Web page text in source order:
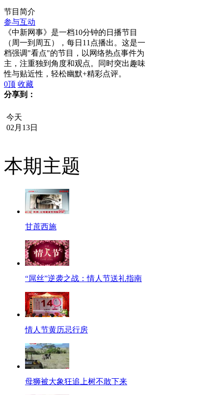
节目简介
参与互动
《中新网事》是一档10分钟的日播节目
（周一到周五），每日11点播出。这是一
档强调"看点"的节目，以网络热点事件为
主，注重独到角度和观点。同时突出趣味
性与贴近性，轻松幽默+精彩点评。
0顶 收藏
分享到：
今天
02月13日
本期主题
甘蔗西施
“屌丝”逆袭之战：情人节送礼指南
情人节黄历忌行房
母狮被大象狂追上树不敢下来